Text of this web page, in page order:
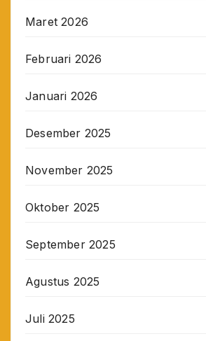
Maret 2026
Februari 2026
Januari 2026
Desember 2025
November 2025
Oktober 2025
September 2025
Agustus 2025
Juli 2025